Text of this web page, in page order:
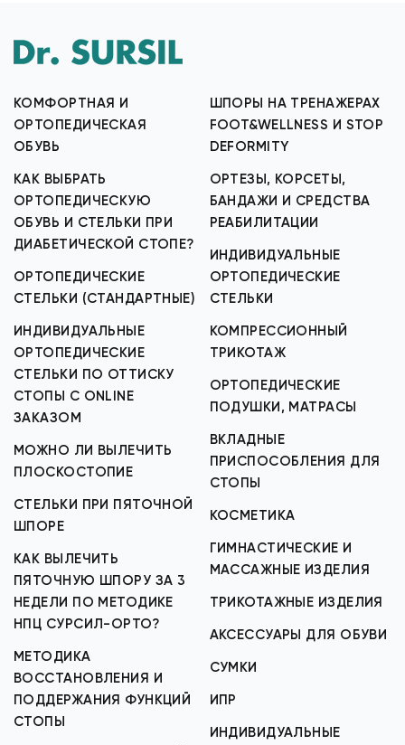
КОМФОРТНАЯ И
ОРТОПЕДИЧЕСКАЯ
ОБУВЬ
КАК ВЫБРАТЬ
ОРТОПЕДИЧЕСКУЮ
ОБУВЬ И СТЕЛЬКИ ПРИ
ДИАБЕТИЧЕСКОЙ СТОПЕ?
ОРТОПЕДИЧЕСКИЕ
СТЕЛЬКИ (СТАНДАРТНЫЕ)
ИНДИВИДУАЛЬНЫЕ
ОРТОПЕДИЧЕСКИЕ
СТЕЛЬКИ ПО ОТТИСКУ
СТОПЫ С ONLINE
ЗАКАЗОМ
МОЖНО ЛИ ВЫЛЕЧИТЬ
ПЛОСКОСТОПИЕ
СТЕЛЬКИ ПРИ ПЯТОЧНОЙ
ШПОРЕ
КАК ВЫЛЕЧИТЬ
ПЯТОЧНУЮ ШПОРУ ЗА 3
НЕДЕЛИ ПО МЕТОДИКЕ
НПЦ СУРСИЛ-ОРТО?
МЕТОДИКА
ВОССТАНОВЛЕНИЯ И
ПОДДЕРЖАНИЯ ФУНКЦИЙ
СТОПЫ
ШПОРЫ НА ТРЕНАЖЕРАХ
FOOT&WELLNESS И STOP
DEFORMITY
ОРТЕЗЫ, КОРСЕТЫ,
БАНДАЖИ И СРЕДСТВА
РЕАБИЛИТАЦИИ
ИНДИВИДУАЛЬНЫЕ
ОРТОПЕДИЧЕСКИЕ
СТЕЛЬКИ
КОМПРЕССИОННЫЙ
ТРИКОТАЖ
ОРТОПЕДИЧЕСКИЕ
ПОДУШКИ, МАТРАСЫ
ВКЛАДНЫЕ
ПРИСПОСОБЛЕНИЯ ДЛЯ
СТОПЫ
КОСМЕТИКА
ГИМНАСТИЧЕСКИЕ И
МАССАЖНЫЕ ИЗДЕЛИЯ
ТРИКОТАЖНЫЕ ИЗДЕЛИЯ
АКСЕССУАРЫ ДЛЯ ОБУВИ
СУМКИ
ИПР
ИНДИВИДУАЛЬНЫЕ